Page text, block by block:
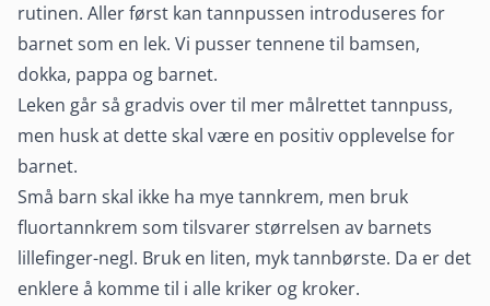
rutinen. Aller først kan tannpussen introduseres for
barnet som en lek. Vi pusser tennene til bamsen,
dokka, pappa og barnet.
Leken går så gradvis over til mer målrettet tannpuss,
men husk at dette skal være en positiv opplevelse for
barnet.
Små barn skal ikke ha mye tannkrem, men bruk
fluortannkrem som tilsvarer størrelsen av barnets
lillefinger-negl. Bruk en liten, myk tannbørste. Da er det
enklere å komme til i alle kriker og kroker.